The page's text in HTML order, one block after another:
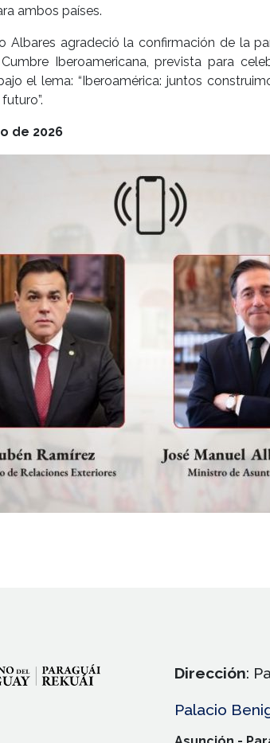
ambos países.
Albares agradeció la confirmación de la
Iberoamericana, prevista para
el lema: “Iberoamérica: juntos
de 2026
Dirección:
Palacio